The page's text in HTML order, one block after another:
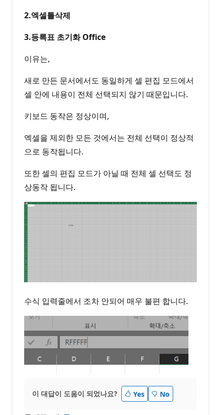
2.엑셀틀삭제
3.등록표 초기화 Office
이유는,
새로 만든 문서에서도 동일하게 셀 편집 모드에서
셀 안에 내용이 전체 선택되지 않기 때문입니다.
키보드 동작은 정상이며,
엑셀을 제외한 모든 것에서는 전체 선택이 정상적
으로 동작됩니다.
또한 셀의 편집 모드가 아닐 때 전체 셀 선택도 정
상동작 됩니다.
수식 입력줄에서 조차 안되어 매우 불편 합니다.
이 대답이 도움이 되었나요? Yes No